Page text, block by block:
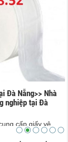
Đà Nẵng>> Nhà
nghiệp tại Đà
cấp giấy vệ
Ai có nhu cầu xin